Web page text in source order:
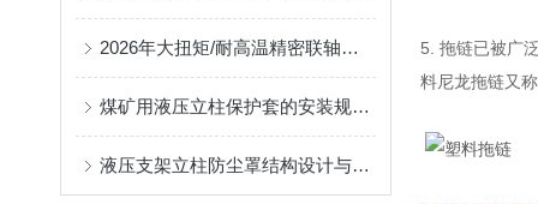
2026年大扭矩/耐高温精密联轴器定制找哪家？能实现精准定制的优质厂家盘点
煤矿用液压立柱保护套的安装规范与使用寿命提升方案
液压支架立柱防尘罩结构设计与密封防护原理
5. 拖链已被广
料尼龙拖链又